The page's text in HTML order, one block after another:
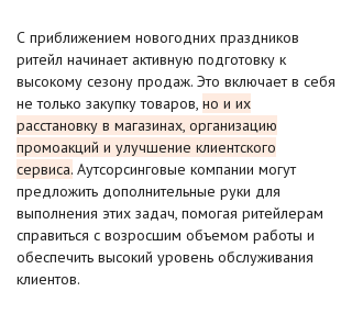
С приближением новогодних праздников
ритейл начинает активную подготовку к
высокому сезону продаж. Это включает в себя
не только закупку товаров, но и их
расстановку в магазинах, организацию
промоакций и улучшение клиентского
сервиса. Аутсорсинговые компании могут
предложить дополнительные руки для
выполнения этих задач, помогая ритейлерам
справиться с возросшим объемом работы и
обеспечить высокий уровень обслуживания
клиентов.